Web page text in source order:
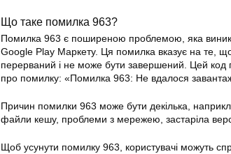
Що таке помилка 963?
Помилка 963 є поширеною проблемою, яка
Google Play Маркету. Ця помилка вказує на те,
перерваний і не може бути завершений. Цей код
про помилку: «Помилка 963: Не вдалося
Причин помилки 963 може бути декілька,
файли кешу, проблеми з мережею, застаріла
Щоб усунути помилку 963, користувачі можуть